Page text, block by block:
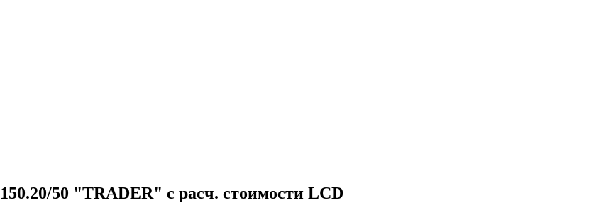
50 "TRADER" с расч. стоимости LCD